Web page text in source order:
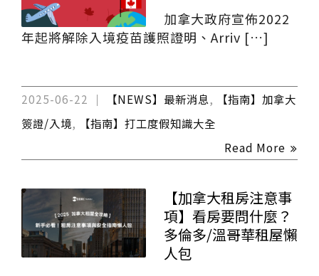
加拿大政府宣佈2022
年起將解除入境疫苗護照證明、Arriv […]
2025-06-22 【NEWS】最新消息,
【指南】加拿大
簽證/入境,
【指南】打工度假知識大全
Read More
【加拿大租房注意事
項】看房要問什麼？
多倫多/溫哥華租屋懶
人包